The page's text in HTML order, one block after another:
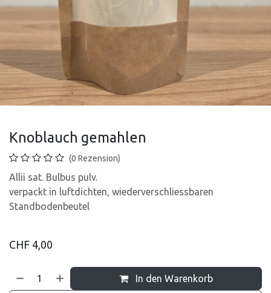
Knoblauch gemahlen
(0 Rezension)
Allii sat. Bulbus pulv.
verpackt in luftdichten, wiederverschliessbaren
Standbodenbeutel
CHF 4,00
In den Warenkorb